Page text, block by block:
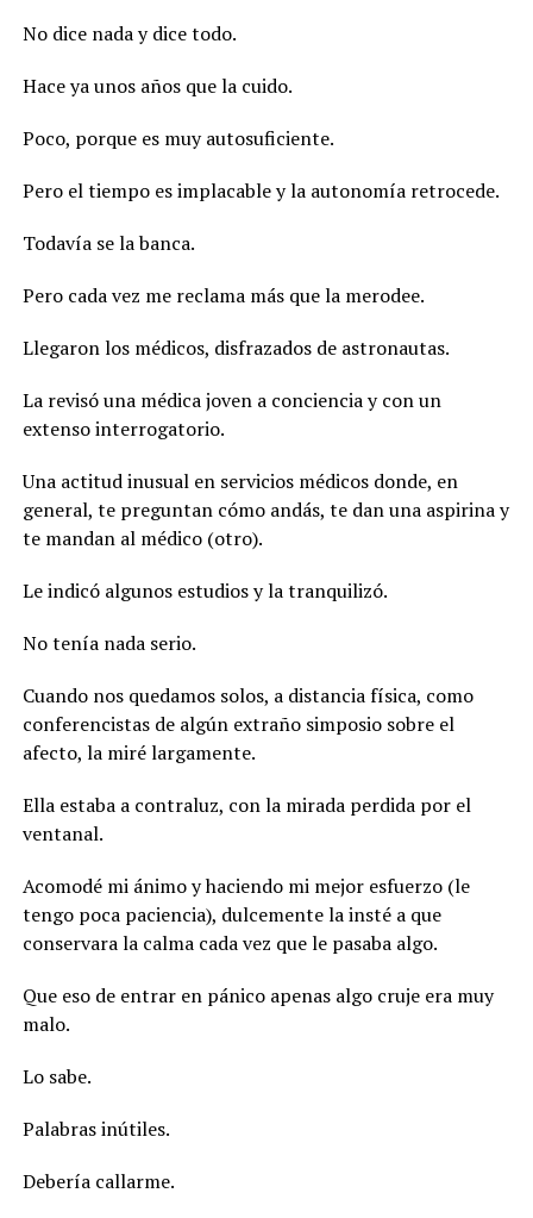
No dice nada y dice todo.
Hace ya unos años que la cuido.
Poco, porque es muy autosuficiente.
Pero el tiempo es implacable y la autonomía retrocede.
Todavía se la banca.
Pero cada vez me reclama más que la merodee.
Llegaron los médicos, disfrazados de astronautas.
La revisó una médica joven a conciencia y con un
extenso interrogatorio.
Una actitud inusual en servicios médicos donde, en
general, te preguntan cómo andás, te dan una aspirina y
te mandan al médico (otro).
Le indicó algunos estudios y la tranquilizó.
No tenía nada serio.
Cuando nos quedamos solos, a distancia física, como
conferencistas de algún extraño simposio sobre el
afecto, la miré largamente.
Ella estaba a contraluz, con la mirada perdida por el
ventanal.
Acomodé mi ánimo y haciendo mi mejor esfuerzo (le
tengo poca paciencia), dulcemente la insté a que
conservara la calma cada vez que le pasaba algo.
Que eso de entrar en pánico apenas algo cruje era muy
malo.
Lo sabe.
Palabras inútiles.
Debería callarme.